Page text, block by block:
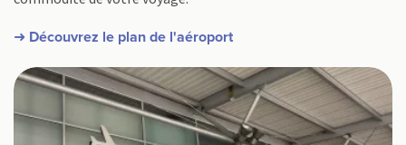
➜ Découvrez le plan de l'aéroport